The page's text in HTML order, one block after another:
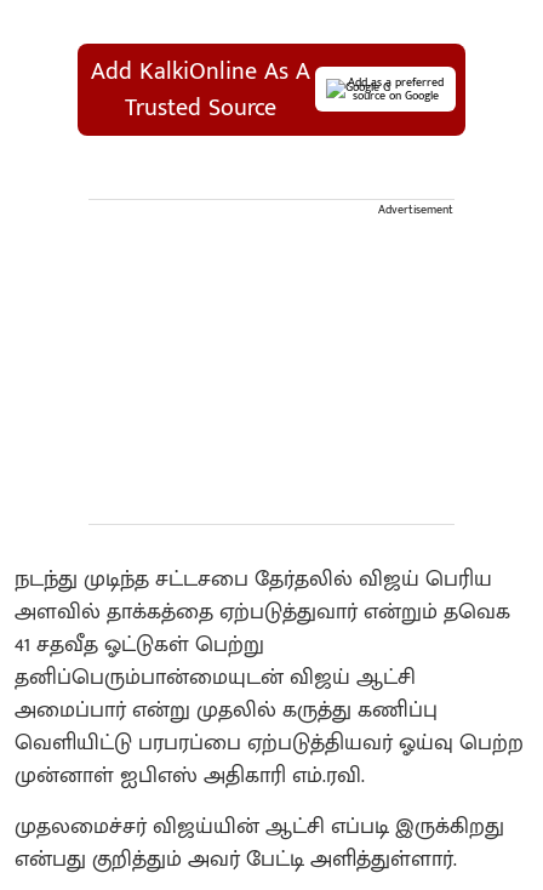
Add KalkiOnline As A
Trusted Source
Add as a preferred
source on Google
Advertisement
நடந்து முடிந்த சட்டசபை தேர்தலில் விஜய் பெரிய
அளவில் தாக்கத்தை ஏற்படுத்துவார் என்றும் தவெக
41 சதவீத ஓட்டுகள் பெற்று
தனிப்பெரும்பான்மையுடன் விஜய் ஆட்சி
அமைப்பார் என்று முதலில் கருத்து கணிப்பு
வெளியிட்டு பரபரப்பை ஏற்படுத்தியவர் ஓய்வு பெற்ற
முன்னாள் ஐபிஎஸ் அதிகாரி எம்.ரவி.
முதலமைச்சர் விஜய்யின் ஆட்சி எப்படி இருக்கிறது
என்பது குறித்தும் அவர் பேட்டி அளித்துள்ளார்.